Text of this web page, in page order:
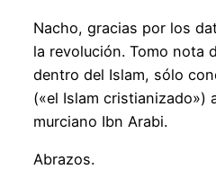
Nacho, gracias por los
la revolución. Tomo nota
dentro del Islam, sólo
(«el Islam cristianizado»)
murciano Ibn Arabi.
Abrazos.